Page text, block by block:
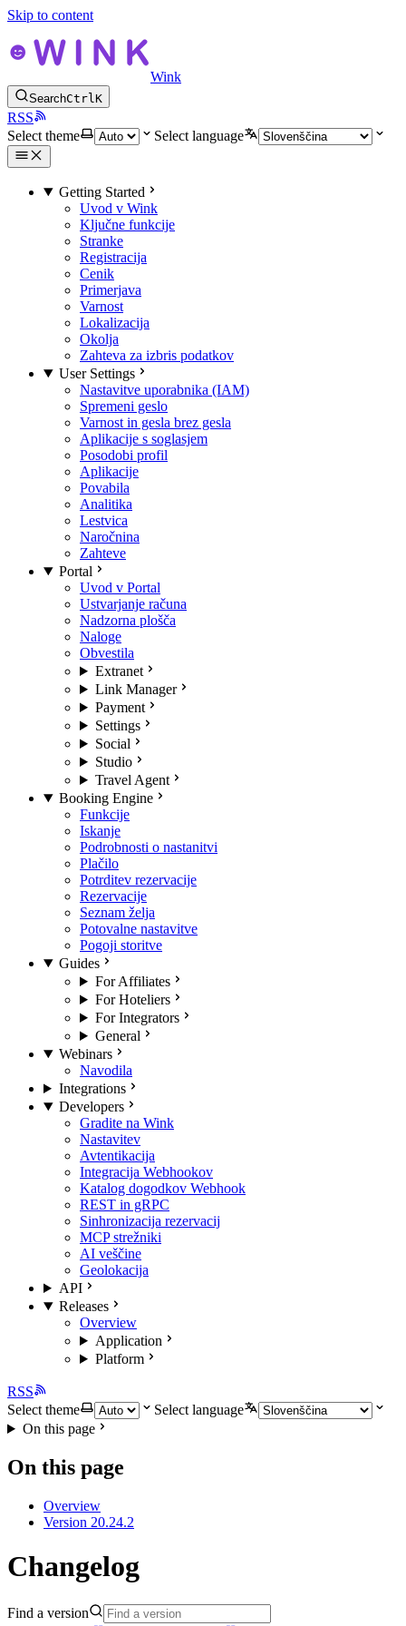
Skip to content
Wink
SearchCtrlK
RSS
Select theme
Select language
Getting Started
Uvod v Wink
Ključne funkcije
Stranke
Registracija
Cenik
Primerjava
Varnost
Lokalizacija
Okolja
Zahteva za izbris podatkov
User Settings
Nastavitve uporabnika (IAM)
Spremeni geslo
Varnost in gesla brez gesla
Aplikacije s soglasjem
Posodobi profil
Aplikacije
Povabila
Analitika
Lestvica
Naročnina
Zahteve
Portal
Uvod v Portal
Ustvarjanje računa
Nadzorna plošča
Naloge
Obvestila
Extranet
Link Manager
Payment
Settings
Social
Studio
Travel Agent
Booking Engine
Funkcije
Iskanje
Podrobnosti o nastanitvi
Plačilo
Potrditev rezervacije
Rezervacije
Seznam želja
Potovalne nastavitve
Pogoji storitve
Guides
For Affiliates
For Hoteliers
For Integrators
General
Webinars
Navodila
Integrations
Developers
Gradite na Wink
Nastavitev
Avtentikacija
Integracija Webhookov
Katalog dogodkov Webhook
REST in gRPC
Sinhronizacija rezervacij
MCP strežniki
AI veščine
Geolokacija
API
Releases
Overview
Application
Platform
RSS
Select theme
Select language
On this page
On this page
Overview
Version 20.24.2
Changelog
Find a version